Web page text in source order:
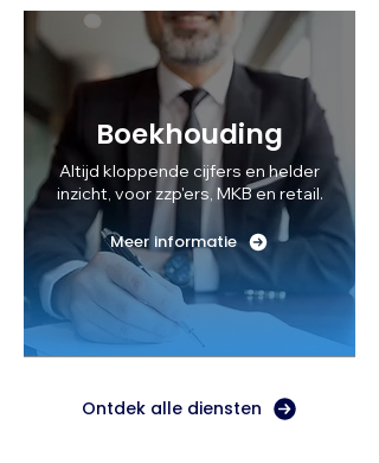
Boekhouding
Altijd kloppende cijfers en helder
inzicht, voor zzp'ers, MKB en retail.
Meer informatie
Ontdek alle diensten